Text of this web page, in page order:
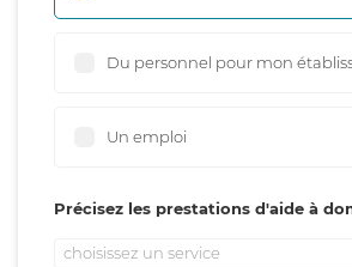
Du personnel pour mon
Un emploi
Précisez les prestations d'aide à
choisissez un service